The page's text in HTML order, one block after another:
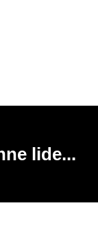
lide...